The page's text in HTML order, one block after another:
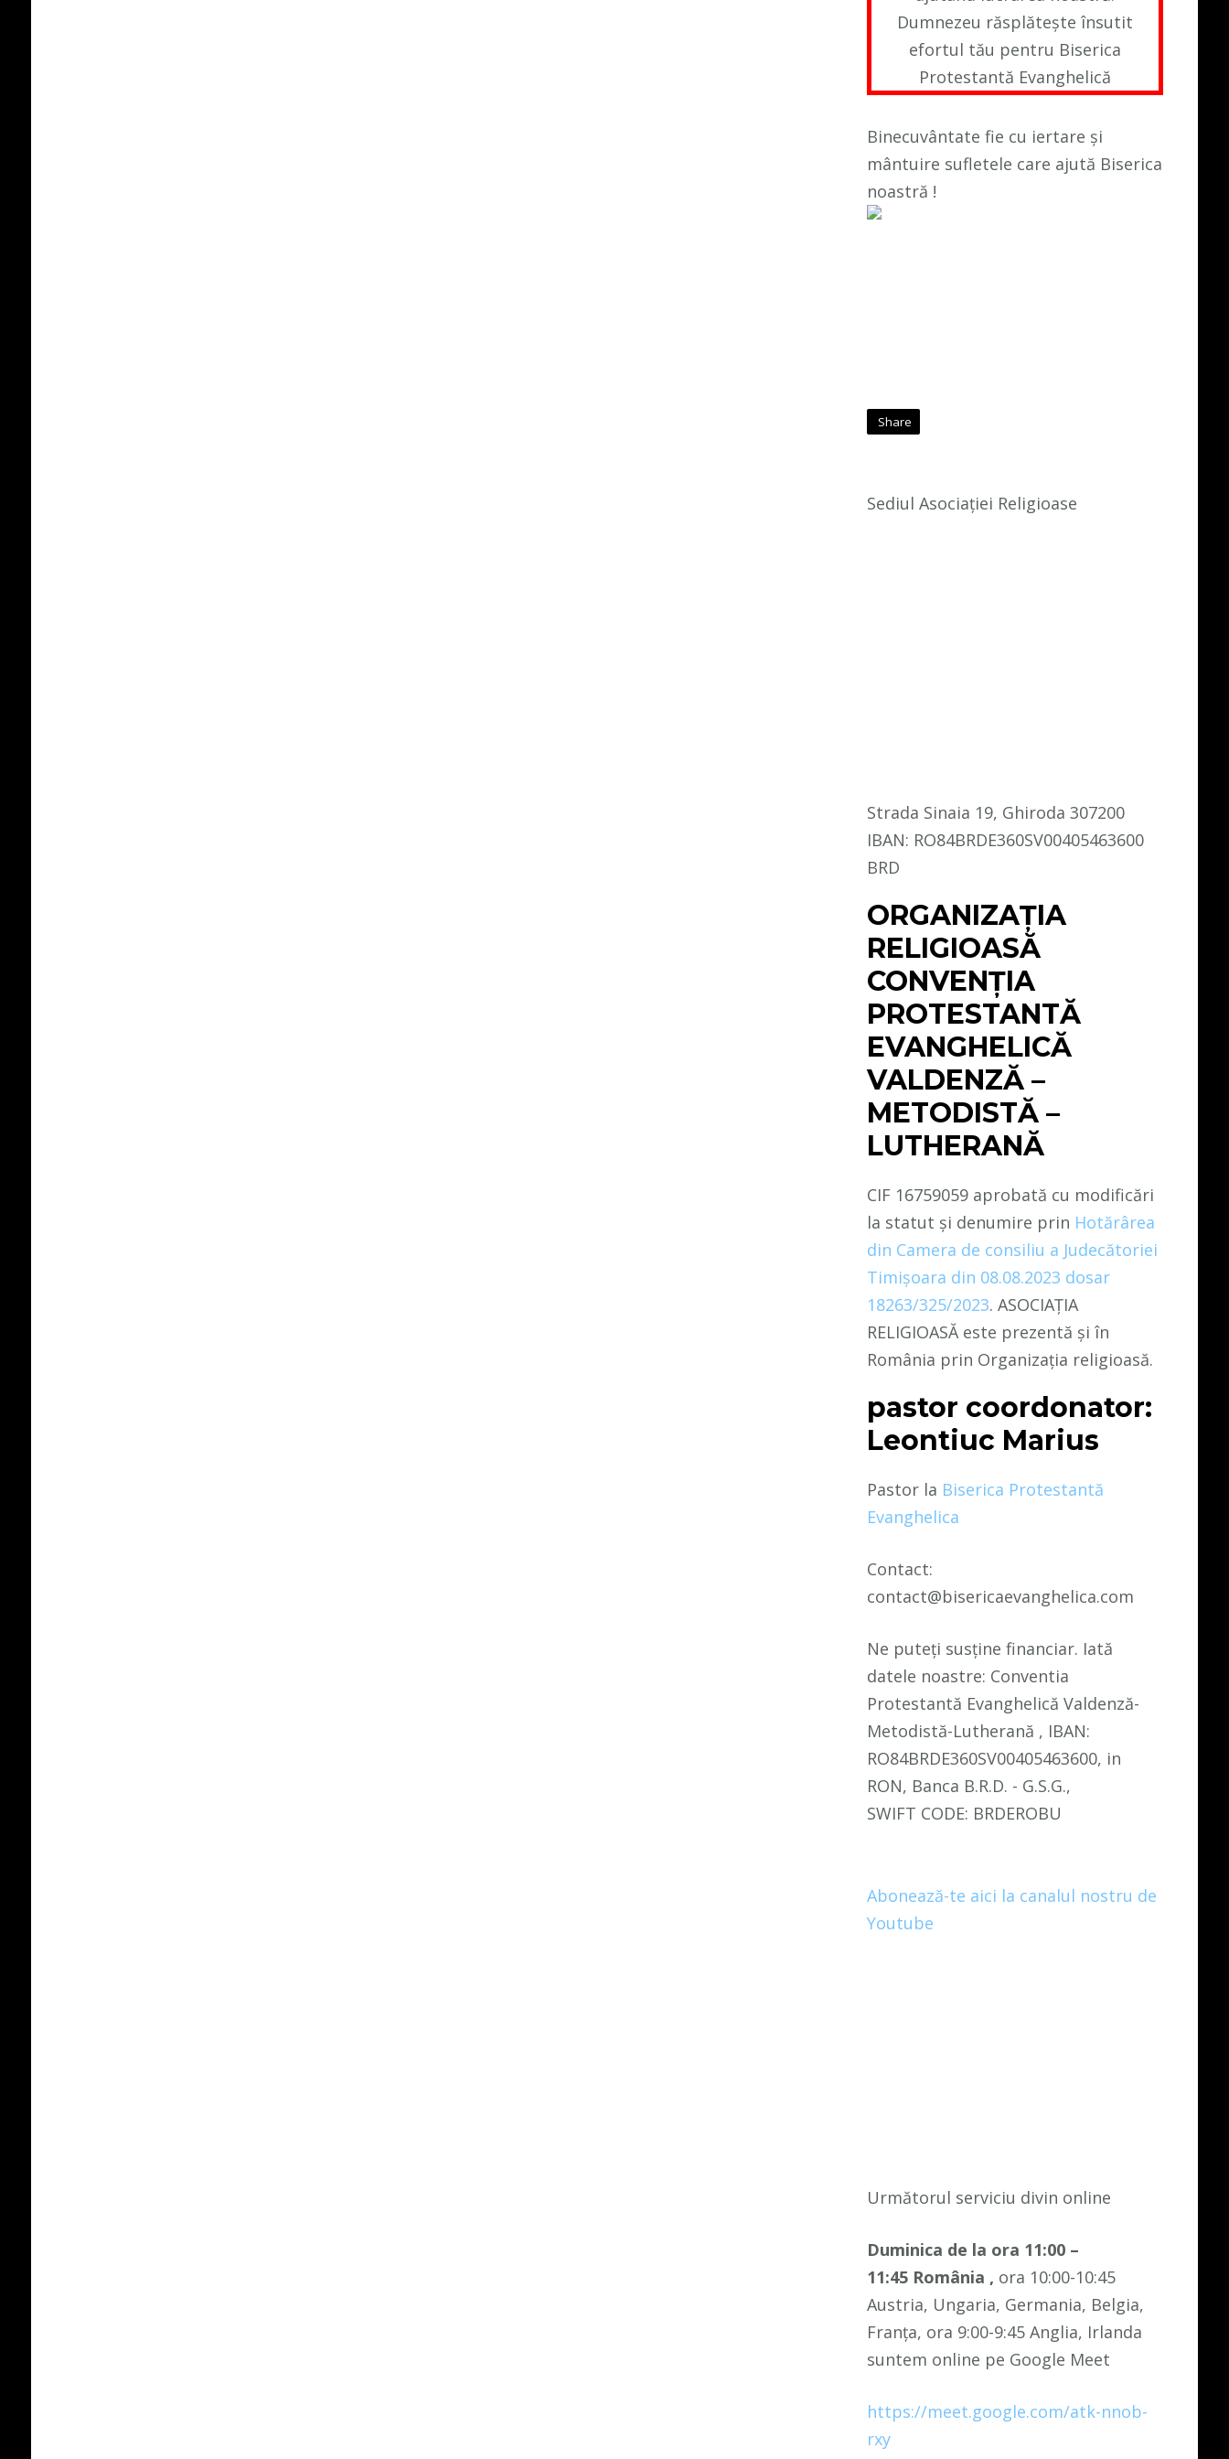
Dumnezeu răsplătește însutit
efortul tău pentru Biserica
Protestantă Evanghelică
Binecuvântate fie cu iertare și
mântuire sufletele care ajută Biserica
noastră !
Share
Sediul Asociației Religioase
Strada Sinaia 19, Ghiroda 307200
IBAN: RO84BRDE360SV00405463600
BRD
ORGANIZAȚIA
RELIGIOASĂ
CONVENŢIA
PROTESTANTĂ
EVANGHELICĂ
VALDENZĂ –
METODISTĂ –
LUTHERANĂ
CIF 16759059 aprobată cu modificări
la statut și denumire prin Hotărârea
din Camera de consiliu a Judecătoriei
Timișoara din 08.08.2023 dosar
18263/325/2023. ASOCIAȚIA
RELIGIOASĂ este prezentă și în
România prin Organizația religioasă.
pastor coordonator:
Leontiuc Marius
Pastor la Biserica Protestantă
Evanghelica
Contact:
contact@bisericaevanghelica.com
Ne puteți susține financiar. Iată
datele noastre: Conventia
Protestantă Evanghelică Valdenză-
Metodistă-Lutherană , IBAN:
RO84BRDE360SV00405463600, in
RON, Banca B.R.D. - G.S.G.,
SWIFT CODE: BRDEROBU
Abonează-te aici la canalul nostru de
Youtube
Următorul serviciu divin online
Duminica de la ora 11:00 –
11:45 România , ora 10:00-10:45
Austria, Ungaria, Germania, Belgia,
Franța, ora 9:00-9:45 Anglia, Irlanda
suntem online pe Google Meet
https://meet.google.com/atk-nnob-
rxy